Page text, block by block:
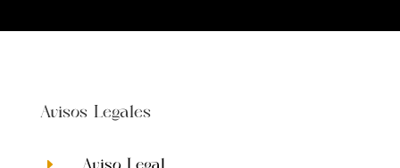
Avisos Legales
E